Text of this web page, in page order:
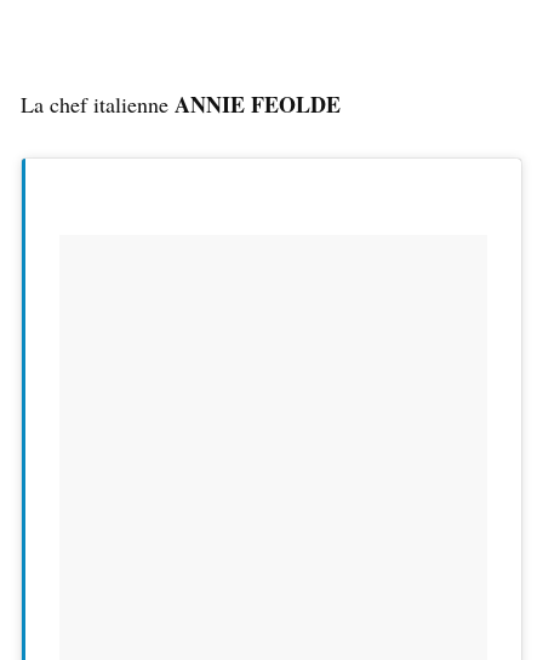
La chef italienne ANNIE FEOLDE